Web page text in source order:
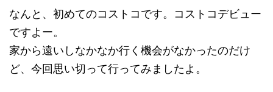
なんと、初めてのコストコです。コストコデビュー
ですよー。
家から遠いしなかなか行く機会がなかったのだけ
ど、今回思い切って行ってみましたよ。